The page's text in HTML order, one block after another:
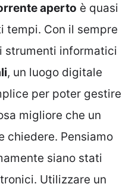
aperto è quasi
tempi. Con il sempre
strumenti informatici
, un luogo digitale
per poter gestire
migliore che un
chiedere. Pensiamo
siano stati
Utilizzare un